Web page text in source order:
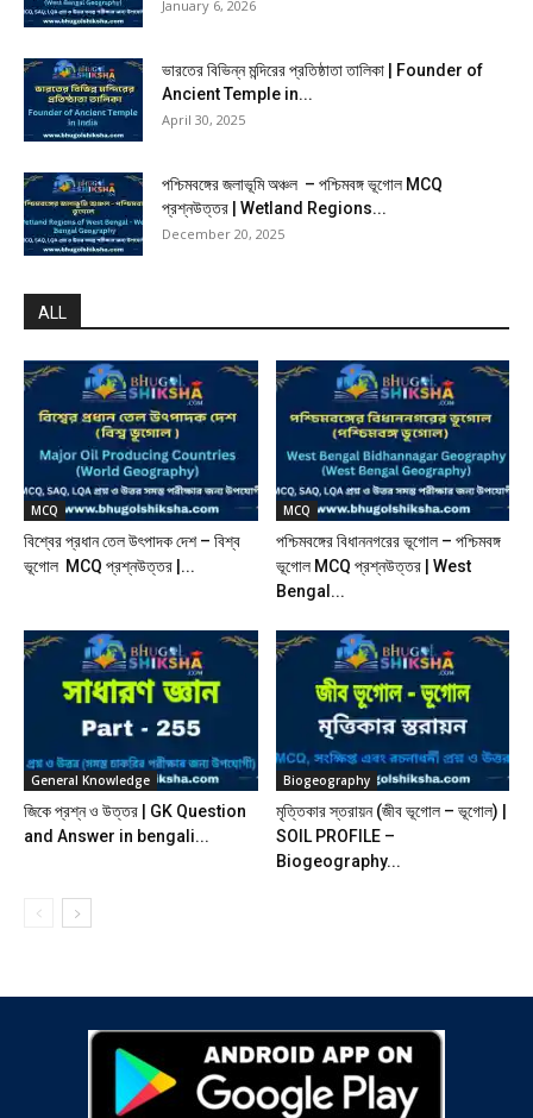
January 6, 2026
ভারতের বিভিন্ন মন্দিরের প্রতিষ্ঠাতা তালিকা | Founder of
Ancient Temple in...
April 30, 2025
পশ্চিমবঙ্গের জলাভূমি অঞ্চল – পশ্চিমবঙ্গ ভূগোল MCQ
প্রশ্নউত্তর | Wetland Regions...
December 20, 2025
ALL
MCQ
বিশ্বের প্রধান তেল উৎপাদক দেশ – বিশ্ব
ভূগোল MCQ প্রশ্নউত্তর |...
MCQ
পশ্চিমবঙ্গের বিধাননগরের ভূগোল – পশ্চিমবঙ্গ
ভূগোল MCQ প্রশ্নউত্তর | West
Bengal...
General Knowledge
জিকে প্রশ্ন ও উত্তর | GK Question
and Answer in bengali...
Biogeography
মৃত্তিকার স্তরায়ন (জীব ভূগোল – ভূগোল) |
SOIL PROFILE –
Biogeography...